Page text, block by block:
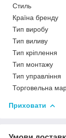
Стиль
Країна бренду
Тип виробу
Тип виливу
Тип кріплення
Тип монтажу
Тип управління
Торговельна
Приховати